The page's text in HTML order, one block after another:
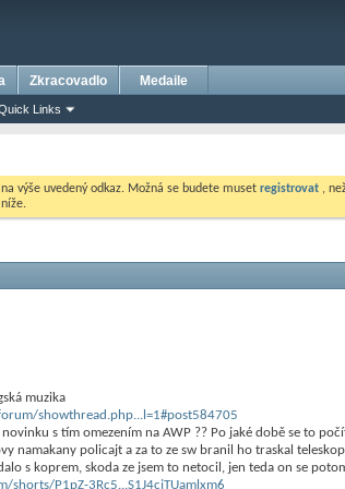
Links
Zkracovadlo Medaile
výše uvedený odkaz. Možná se budete muset registrovat ,
muzika
showthread.php...l=1#post584705
s tím omezením na AWP ?? Po jaké době se to
namakany policajt a za to ze sw branil ho traskal
s koprem, skoda ze jsem to netocil, jen teda on se
shorts/P1pZ-3Rc5...S1J4cjTUamlxm6